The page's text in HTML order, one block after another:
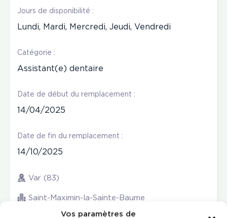
Vos paramètres de
Jours de disponibilité :
Lundi, Mardi, Mercredi, Jeudi, Vendredi
Catégorie :
Assistant(e) dentaire
Date de début du remplacement :
14/04/2025
Date de fin du remplacement :
14/10/2025
Var (83)
Saint-Maximin-la-Sainte-Baume